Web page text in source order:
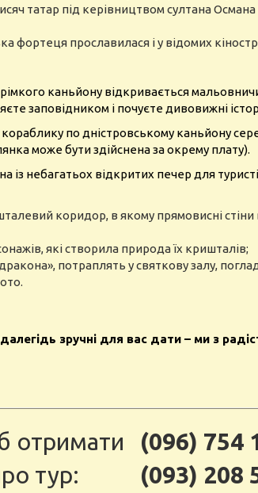
татар під керівництвом султана
прославилася і у відомих
каньйону відкривається
заповідником і почуєте дивовижні
по дністровському каньйону
може бути здійснена за окрему плату).
із небагатьох відкритих печер для
коридор, в якому прямовисні стіни
які створила природа їх кришталів;
потраплять у святкову залу,
зручні для вас дати – ми з
отримати
тур:
(096) 754
(093) 208